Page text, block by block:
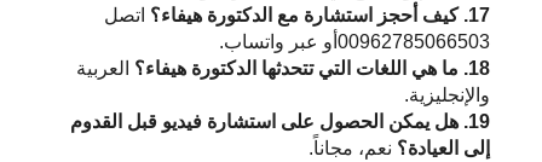
17. كيف أحجز استشارة مع الدكتورة هيفاء؟
اتصل
00962785066503أو عبر واتساب.
18. ما هي اللغات التي تتحدثها الدكتورة هيفاء؟
العربية
والإنجليزية.
19. هل يمكن الحصول على استشارة فيديو قبل القدوم
إلى العيادة؟ نعم، مجاناً.